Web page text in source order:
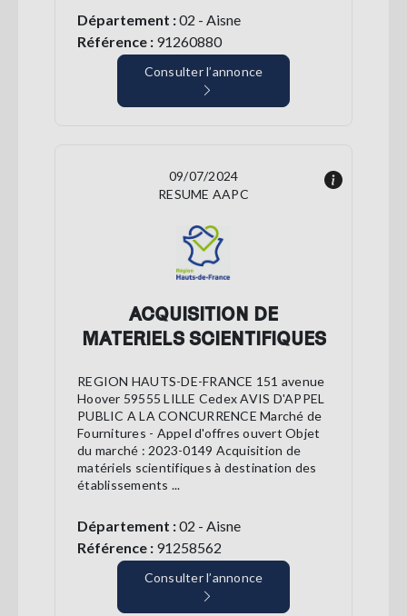
Département :02 - Aisne
Référence : 91260880
Consulter l’annonce
09/07/2024
RESUME AAPC
ACQUISITION DE
MATERIELS SCIENTIFIQUES
REGION HAUTS-DE-FRANCE 151 avenue
Hoover 59555 LILLE Cedex AVIS D'APPEL
PUBLIC A LA CONCURRENCE Marché de
Fournitures - Appel d'offres ouvert Objet
du marché : 2023-0149 Acquisition de
matériels scientifiques à destination des
établissements ...
Département :02 - Aisne
Référence : 91258562
Consulter l’annonce